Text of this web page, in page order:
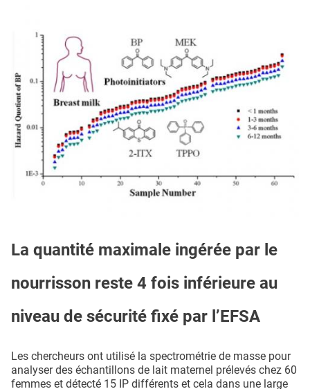
La quantité maximale ingérée par le
nourrisson reste 4 fois inférieure au
niveau de sécurité fixé par l’EFSA
Les chercheurs ont utilisé la spectrométrie de masse pour
analyser des échantillons de lait maternel prélevés chez 60
femmes et détecté 15 IP différents et cela dans une large